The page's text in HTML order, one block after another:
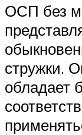
ОСП без
стружки.
обладает